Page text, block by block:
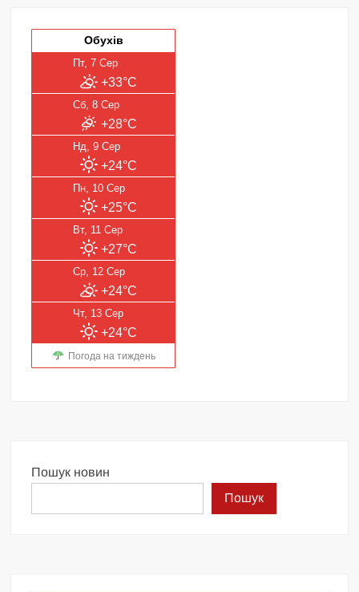
Обухів
Пт, 7 Сер
+33°C
Сб, 8 Сер
+28°C
Нд, 9 Сер
+24°C
Пн, 10 Сер
+25°C
Вт, 11 Сер
+27°C
Ср, 12 Сер
+24°C
Чт, 13 Сер
+24°C
Погода на тиждень
Пошук новин
Пошук